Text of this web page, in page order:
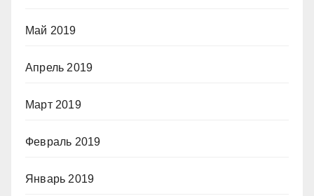
Май 2019
Апрель 2019
Март 2019
Февраль 2019
Январь 2019